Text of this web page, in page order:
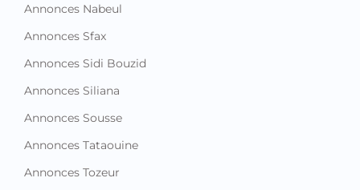
Annonces Nabeul
Annonces Sfax
Annonces Sidi Bouzid
Annonces Siliana
Annonces Sousse
Annonces Tataouine
Annonces Tozeur